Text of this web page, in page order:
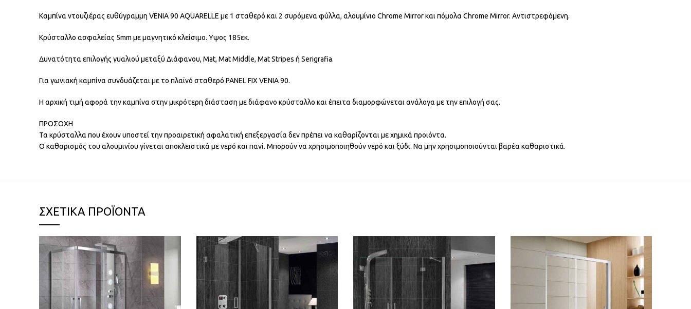
Καμπίνα ντουζιέρας ευθύγραμμη VENIA 90 AQUARELLE με 1 σταθερό και 2 συρόμενα φύλλα, αλουμίνιο Chrome Mirror και πόμολα Chrome Mirror. Αντιστρεφόμενη.
Κρύσταλλο ασφαλείας 5mm με μαγνητικό κλείσιμο. Υψος 185εκ.
Δυνατότητα επιλογής γυαλιού μεταξύ Διάφανου, Mat, Mat Middle, Mat Stripes ή Serigrafia.
Για γωνιακή καμπίνα συνδυάζεται με το πλαϊνό σταθερό PANEL FIX VENIA 90.
Η αρχική τιμή αφορά την καμπίνα στην μικρότερη διάσταση με διάφανο κρύσταλλο και έπειτα διαμορφώνεται ανάλογα με την επιλογή σας.
ΠΡΟΣΟΧΗ
Τα κρύσταλλα που έχουν υποστεί την προαιρετική αφαλατική επεξεργασία δεν πρέπει να καθαρίζονται με χημικά προιόντα.
Ο καθαρισμός του αλουμινίου γίνεται αποκλειστικά με νερό και πανί. Μπορούν να χρησιμοποιηθούν νερό και ξύδι. Να μην χρησιμοποιούνται βαρέα καθαριστικά.
ΣΧΕΤΙΚΆ ΠΡΟΪΌΝΤΑ